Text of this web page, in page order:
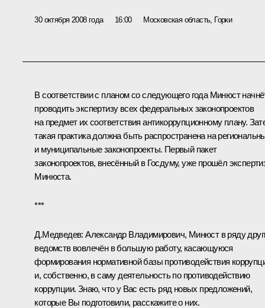
30 октября 2008 года 16:00 Московская область, Горки
В соответствии с планом со следующего года Минюст
проводить экспертизу всех федеральных законопроектов
на предмет их соответствия антикоррупционному плану.
такая практика должна быть распространена на
и муниципальные законопроекты. Первый пакет
законопроектов, внесённый в Госдуму, уже прошёл
Минюста.
***
Д.Медведев: Александр Владимирович, Минюст в ряду
ведомств вовлечён в большую работу, касающуюся
формирования нормативной базы противодействия
и, собственно, в саму деятельность по противодействию
коррупции. Знаю, что у Вас есть ряд новых предложений,
которые Вы подготовили, расскажите о них.